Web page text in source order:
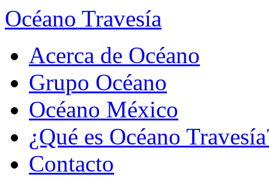
Océano Travesía
Acerca de Océano
Grupo Océano
Océano México
¿Qué es Océano
Contacto